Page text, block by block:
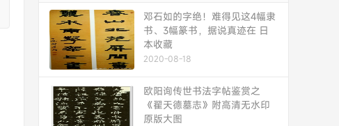
邓石如的字绝！难得见这4幅隶
书、3幅篆书，据说真迹在 日
本收藏
2020-08-18
欧阳询传世书法字帖鉴赏之
《翟天德墓志》附高清无水印
原版大图